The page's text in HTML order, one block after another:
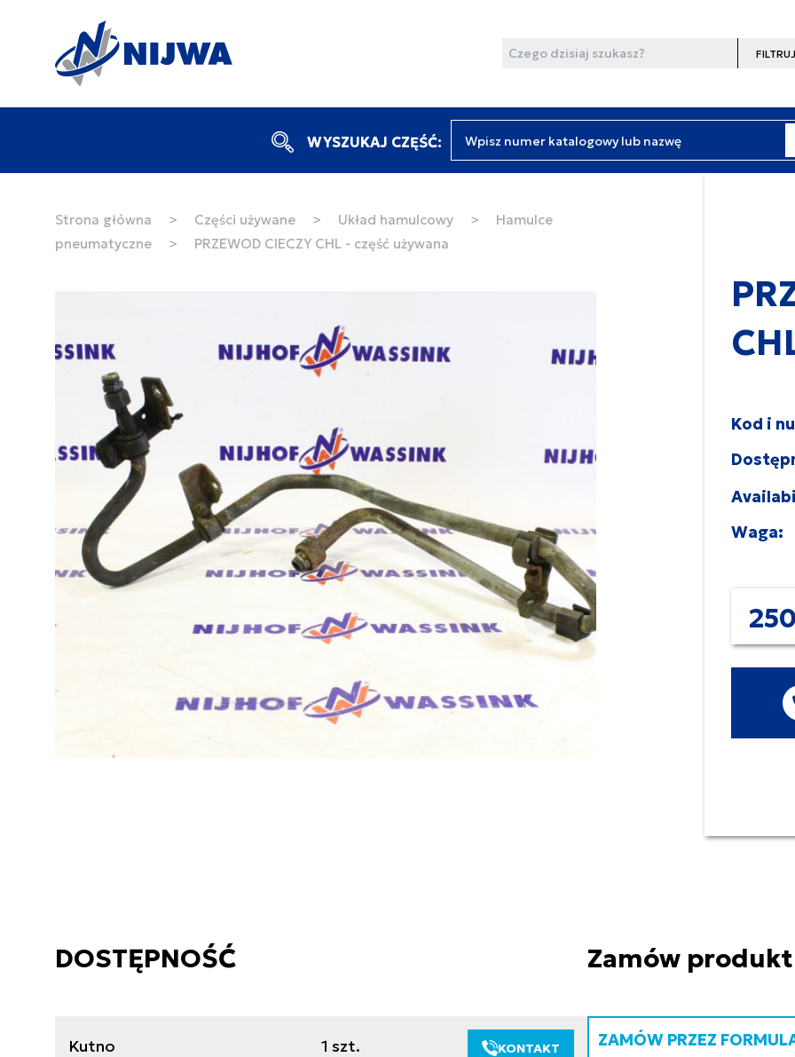
Wyszukaj
Filtruj
WYSZUKAJ CZĘŚĆ:
Strona główna > Części używane > Układ hamulcowy >
Hamulce
pneumatyczne
> PRZEWOD CIECZY CHL - część używana
Kod i
Waga:
DOSTĘPNOŚĆ
Kutno 1 szt. KONTAKT
Zamów produkt
ZAMÓW PRZEZ